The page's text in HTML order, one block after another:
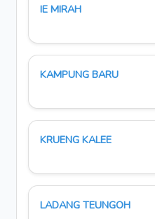
IE MIRAH
KAMPUNG BARU
KRUENG KALEE
LADANG TEUNGOH